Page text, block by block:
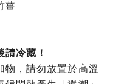
薑
請冷藏！
物，請勿放置於高溫